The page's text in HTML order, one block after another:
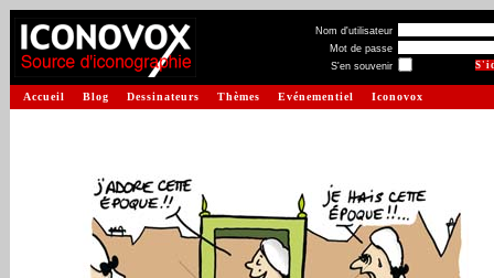
Nom d'utilisateur
Mot de passe
S'en souvenir
Accueil Blog Dessinateurs Thèmes Evénementiel Iconovox